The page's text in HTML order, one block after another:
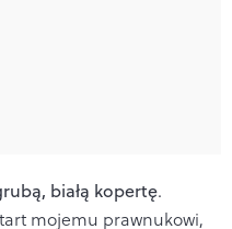
białą kopertę.
mojemu prawnukowi,